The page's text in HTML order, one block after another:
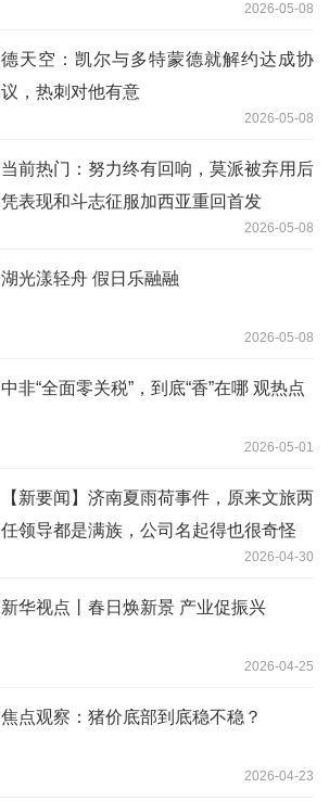
2026-05-08
德天空：凯尔与多特蒙德就解约达成协
议，热刺对他有意
2026-05-08
当前热门：努力终有回响，莫派被弃用后
凭表现和斗志征服加西亚重回首发
2026-05-08
湖光漾轻舟 假日乐融融
2026-05-08
中非“全面零关税”，到底“香”在哪 观热点
2026-05-01
【新要闻】济南夏雨荷事件，原来文旅两
任领导都是满族，公司名起得也很奇怪
2026-04-30
新华视点丨春日焕新景 产业促振兴
2026-04-25
焦点观察：猪价底部到底稳不稳？
2026-04-23